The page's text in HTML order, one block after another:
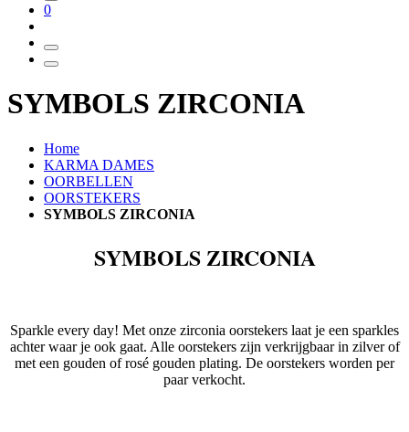
0
SYMBOLS ZIRCONIA
Home
KARMA DAMES
OORBELLEN
OORSTEKERS
SYMBOLS ZIRCONIA
SYMBOLS ZIRCONIA
Sparkle every day! Met onze zirconia oorstekers laat je een sparkles
achter waar je ook gaat. Alle oorstekers zijn verkrijgbaar in zilver of
met een gouden of rosé gouden plating. De oorstekers worden per
paar verkocht.